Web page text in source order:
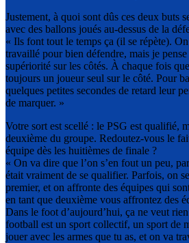
Justement, à quoi sont dûs ces deux buts
avec des ballons joués au-dessus de la
« Ils font tout le temps ça (il se répète).
travaillé pour bien défendre, mais je pense
supériorité sur les côtés. À chaque fois
toujours un joueur seul sur le côté. Pour
quelques petites secondes de retard leur
de marquer. »
Votre sort est scellé : le PSG est qualifié,
deuxième du groupe. Redoutez-vous le
équipe dès les huitièmes de finale ?
« On va dire que l’on s’en fout un peu,
était vraiment de se qualifier. Parfois, on
premier, et on affronte des équipes qui
en tant que deuxième vous affrontez des
Dans le foot d’aujourd’hui, ça ne veut
football est un sport collectif, un sport de
jouer avec les armes que tu as, et on va